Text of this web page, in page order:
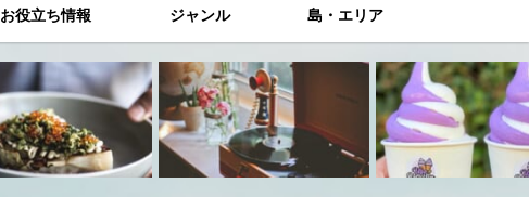
を
入
力
(例）
カ
フ
ェ
お役立ち情報 ジャンル 島・エリア